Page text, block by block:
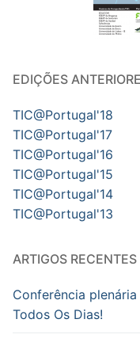
EDIÇÕES
TIC@Portugal'18
TIC@Portugal'17
TIC@Portugal'16
TIC@Portugal'15
TIC@Portugal'14
TIC@Portugal'13
ARTIGOS RECENTES
Conferência
Todos Os Dias!